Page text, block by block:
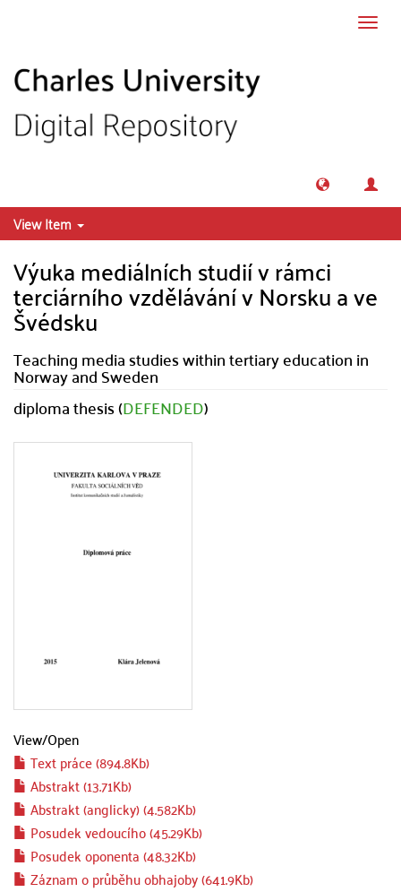
View Item
Výuka mediálních studií v rámci
terciárního vzdělávání v Norsku a ve
Švédsku
Teaching media studies within tertiary education in
Norway and Sweden
diploma thesis (DEFENDED)
View/Open
Text práce (894.8Kb)
Abstrakt (13.71Kb)
Abstrakt (anglicky) (4.582Kb)
Posudek vedoucího (45.29Kb)
Posudek oponenta (48.32Kb)
Záznam o průběhu obhajoby (641.9Kb)